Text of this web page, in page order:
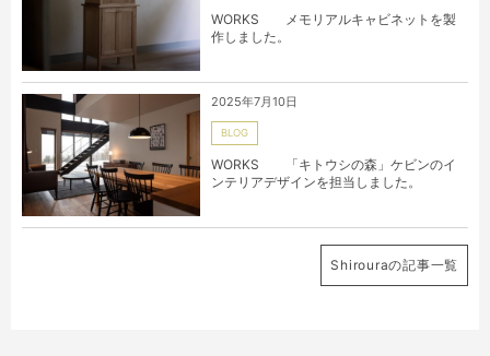
WORKS メモリアルキャビネットを製
作しました。
2025年7月10日
BLOG
WORKS 「キトウシの森」ケビンのイ
ンテリアデザインを担当しました。
Shirouraの記事一覧